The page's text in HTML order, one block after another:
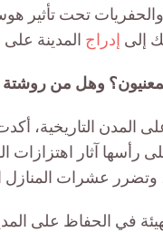
تحت تأثير هوس
إلى إدراج المدينة
وهل من
رأسها آثار
وتضرر عشرات المنازل
في الحفاظ على